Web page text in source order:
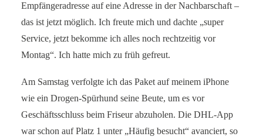
Empfängeradresse auf eine Adresse in der Nachbarschaft –
das ist jetzt möglich. Ich freute mich und dachte „super
Service, jetzt bekomme ich alles noch rechtzeitig vor
Montag“. Ich hatte mich zu früh gefreut.
Am Samstag verfolgte ich das Paket auf meinem iPhone
wie ein Drogen-Spürhund seine Beute, um es vor
Geschäftsschluss beim Friseur abzuholen. Die DHL-App
war schon auf Platz 1 unter „Häufig besucht“ avanciert, so